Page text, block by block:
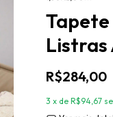
Listras
R$284,00
3 x de R$94,67